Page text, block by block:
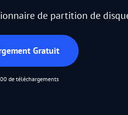
de partition de
Gratuit
de téléchargements